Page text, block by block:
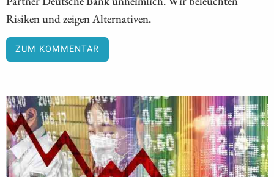
Risiken und zeigen Alternativen.
ZUM KOMMENTAR